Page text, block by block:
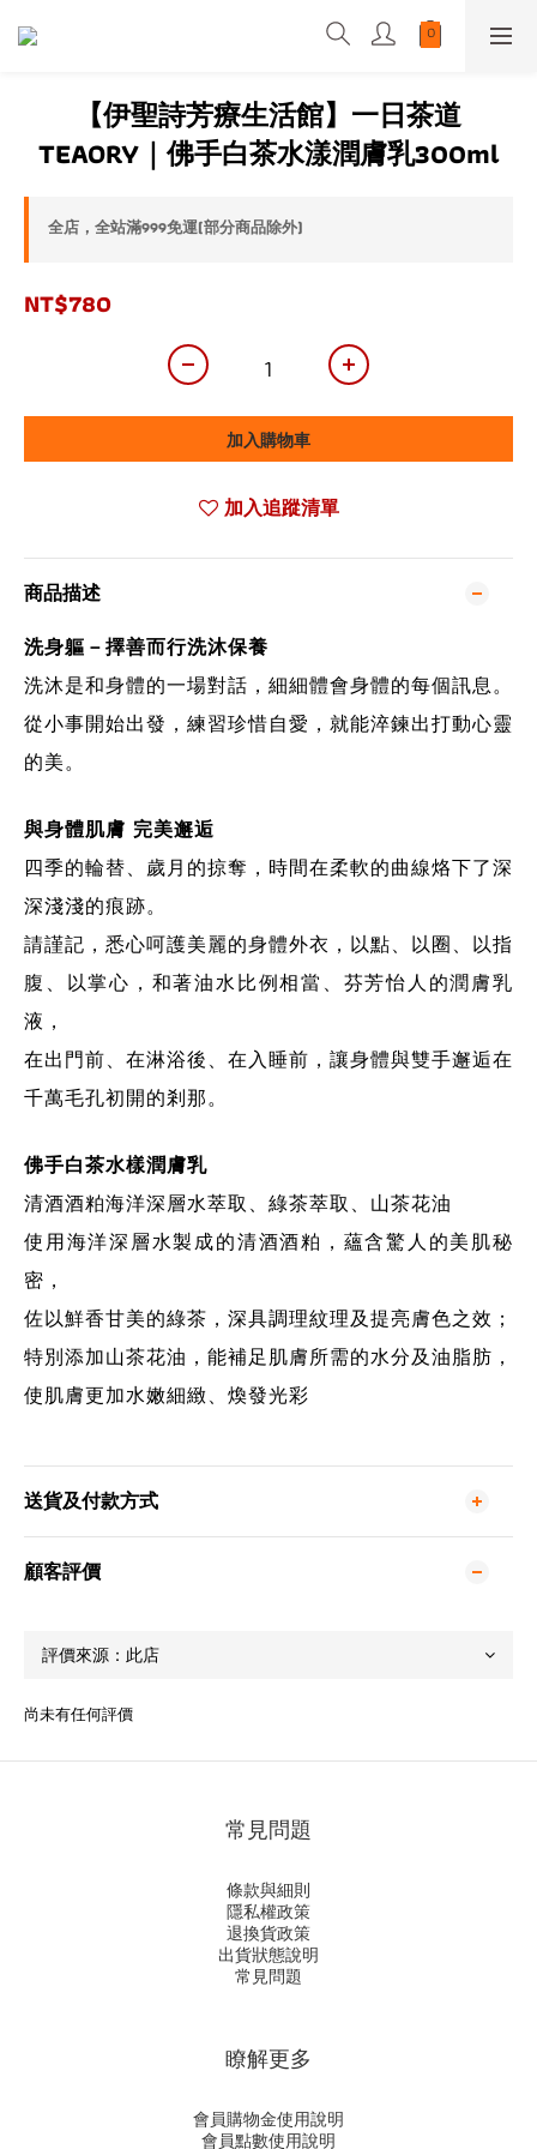
【伊聖詩芳療生活館】一日茶道
TEAORY｜佛手白茶水漾潤膚乳300ml
全店，全站滿999免運(部分商品除外)
NT$780
加入購物車
加入追蹤清單
商品描述
洗身軀－擇善而行洗沐保養
洗沐是和身體的一場對話，細細體會身體的每個訊息。
從小事開始出發，練習珍惜自愛，就能淬鍊出打動心靈
的美。
與身體肌膚 完美邂逅
四季的輪替、歲月的掠奪，時間在柔軟的曲線烙下了深
深淺淺的痕跡。
請謹記，悉心呵護美麗的身體外衣，以點、以圈、以指
腹、以掌心，和著油水比例相當、芬芳怡人的潤膚乳
液，
在出門前、在淋浴後、在入睡前，讓身體與雙手邂逅在
千萬毛孔初開的剎那。
佛手白茶水樣潤膚乳
清酒酒粕海洋深層水萃取、綠茶萃取、山茶花油
使用海洋深層水製成的清酒酒粕，蘊含驚人的美肌秘
密，
佐以鮮香甘美的綠茶，深具調理紋理及提亮膚色之效；
特別添加山茶花油，能補足肌膚所需的水分及油脂肪，
使肌膚更加水嫩細緻、煥發光彩
送貨及付款方式
顧客評價
尚未有任何評價
常見問題
條款與細則
隱私權政策
退換貨政策
出貨狀態說明
常見問題
瞭解更多
會員購物金使用說明
會員點數使用說明